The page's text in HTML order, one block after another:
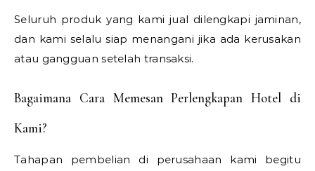
Seluruh produk yang kami jual dilengkapi jaminan,
dan kami selalu siap menangani jika ada kerusakan
atau gangguan setelah transaksi.
Bagaimana Cara Memesan Perlengkapan Hotel di
Kami?
Tahapan pembelian di perusahaan kami begitu